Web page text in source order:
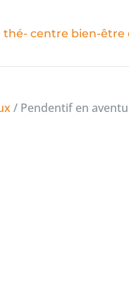
/ Pendentif en